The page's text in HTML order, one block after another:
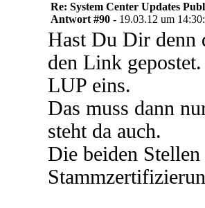
Re: System Center Updates
Antwort #90 - 19.03.12 um
Hast Du Dir denn
den Link
LUP eins.
Das muss dann
steht da auch.
Die beiden